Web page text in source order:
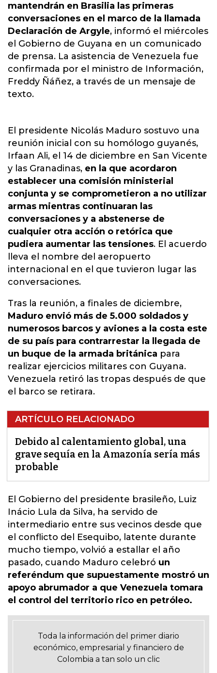
mantendrán en Brasilia las primeras
conversaciones en el marco de la llamada
Declaración de Argyle, informó el miércoles
el Gobierno de Guyana en un comunicado
de prensa. La asistencia de Venezuela fue
confirmada por el ministro de Información,
Freddy Ñáñez, a través de un mensaje de
texto.
El presidente Nicolás Maduro sostuvo una
reunión inicial con su homólogo guyanés,
Irfaan Ali, el 14 de diciembre en San Vicente
y las Granadinas, en la que acordaron
establecer una comisión ministerial
conjunta y se comprometieron a no utilizar
armas mientras continuaran las
conversaciones y a abstenerse de
cualquier otra acción o retórica que
pudiera aumentar las tensiones. El acuerdo
lleva el nombre del aeropuerto
internacional en el que tuvieron lugar las
conversaciones.
Tras la reunión, a finales de diciembre,
Maduro envió más de 5.000 soldados y
numerosos barcos y aviones a la costa este
de su país para contrarrestar la llegada de
un buque de la armada británica para
realizar ejercicios militares con Guyana.
Venezuela retiró las tropas después de que
el barco se retirara.
ARTÍCULO RELACIONADO
Debido al calentamiento global, una
grave sequía en la Amazonía sería más
probable
El Gobierno del presidente brasileño, Luiz
Inácio Lula da Silva, ha servido de
intermediario entre sus vecinos desde que
el conflicto del Esequibo, latente durante
mucho tiempo, volvió a estallar el año
pasado, cuando Maduro celebró un
referéndum que supuestamente mostró un
apoyo abrumador a que Venezuela tomara
el control del territorio rico en petróleo.
Toda la información del primer diario
económico, empresarial y financiero de
Colombia a tan solo un clic